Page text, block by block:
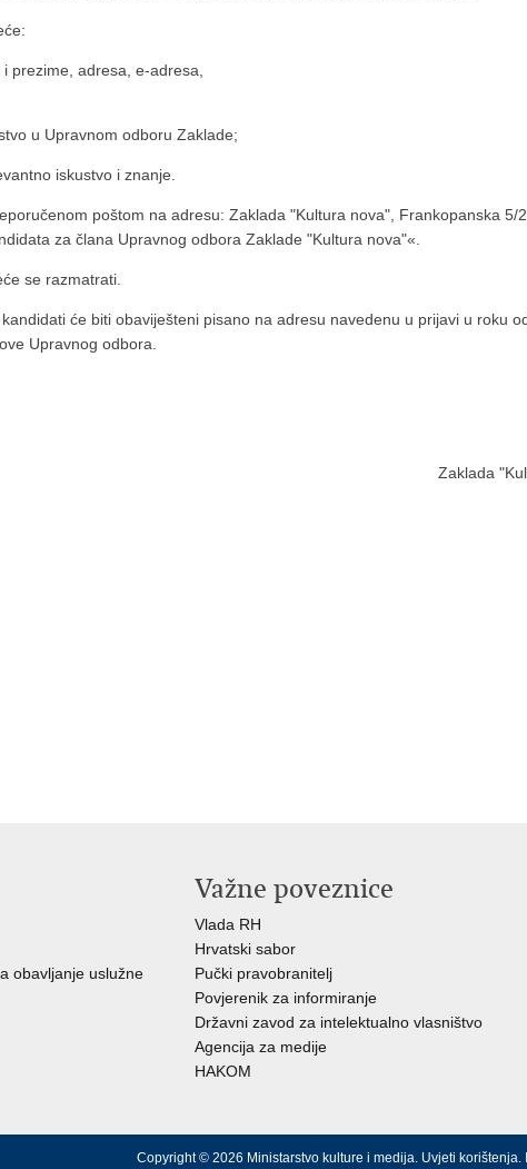
prezime, adresa, e-adresa,
u Upravnom odboru Zaklade;
iskustvo i znanje.
poštom na adresu: Zaklada "Kultura nova", Frankopanska 5/
za člana Upravnog odbora Zaklade "Kultura nova"«.
se razmatrati.
će biti obaviješteni pisano na adresu navedenu u prijavi u roku
Upravnog odbora.
Zaklada
obavljanje uslužne
Važne poveznice
Vlada RH
Hrvatski sabor
Pučki pravobranitelj
Povjerenik za informiranje
Državni zavod za intelektualno vlasništvo
Agencija za medije
HAKOM
Copyright © 2026 Ministarstvo kulture i medija. Uvjeti korištenja.